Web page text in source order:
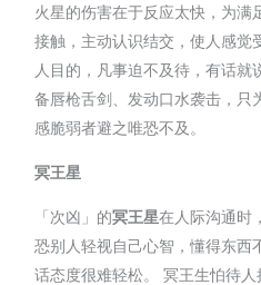
火星的伤害在于反应太快，为满
接触，主动认识结交，使人感觉
人目的，凡事迫不及待，有话就
备唇枪舌剑、发动口水袭击，只
感脆弱者避之唯恐不及。
冥王星
「次凶」的冥王星在人际沟通时
恐别人轻视自己心智，懂得东西
话态度很难轻松。 冥王生怕待